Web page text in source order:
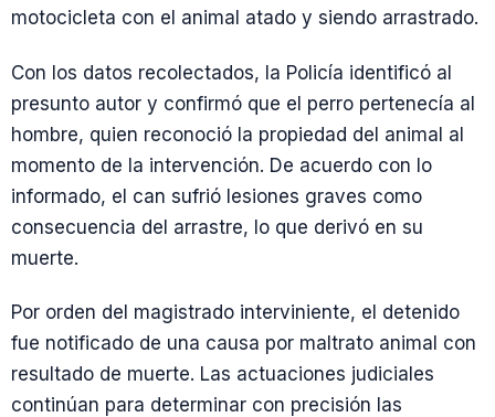
motocicleta con el animal atado y siendo arrastrado.
Con los datos recolectados, la Policía identificó al
presunto autor y confirmó que el perro pertenecía al
hombre, quien reconoció la propiedad del animal al
momento de la intervención. De acuerdo con lo
informado, el can sufrió lesiones graves como
consecuencia del arrastre, lo que derivó en su
muerte.
Por orden del magistrado interviniente, el detenido
fue notificado de una causa por maltrato animal con
resultado de muerte. Las actuaciones judiciales
continúan para determinar con precisión las